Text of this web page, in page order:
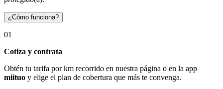
¿Cómo funciona?
01
Cotiza y contrata
Obtén tu tarifa por km recorrido en nuestra página o en la app
miituo y elige el plan de cobertura que más te convenga.